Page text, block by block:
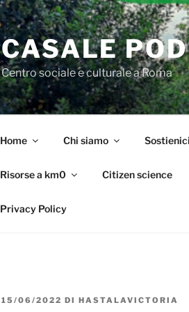
CASALE
Centro sociale e culturale a Roma
Home Chi siamo Sostienici
Risorse a km0 Citizen science
Privacy Policy
PUBBLICATO
15/06/2022 DI HASTALAVICTORIA